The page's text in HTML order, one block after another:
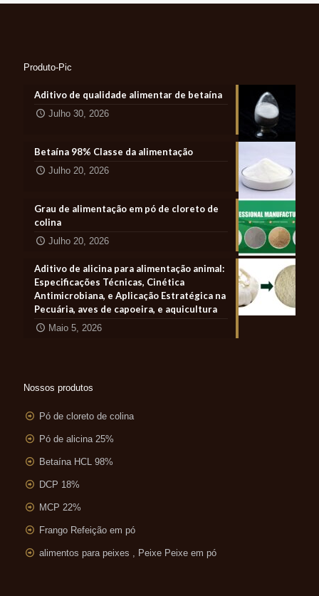
Produto-Pic
Aditivo de qualidade alimentar de betaína
Julho 30, 2026
Betaína 98% Classe da alimentação
Julho 20, 2026
Grau de alimentação em pó de cloreto de
colina
Julho 20, 2026
Aditivo de alicina para alimentação animal:
Especificações Técnicas, Cinética
Antimicrobiana, e Aplicação Estratégica na
Pecuária, aves de capoeira, e aquicultura
Maio 5, 2026
Nossos produtos
Pó de cloreto de colina
Pó de alicina 25%
Betaína HCL 98%
DCP 18%
MCP 22%
Frango Refeição em pó
alimentos para peixes , Peixe Peixe em pó